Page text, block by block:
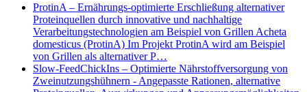
ProtinA – Ernährungs-optimierte Erschließung alternativer
Proteinquellen durch innovative und nachhaltige
Verarbeitungstechnologien am Beispiel von Grillen Acheta
domesticus (ProtinA) Im Projekt ProtinA wird am Beispiel
von Grillen als alternativer P…
Slow-FeedChickIns – Optimierte Nährstoffversorgung von
Zweinutzungshühnern - Angepasste Rationen, alternative